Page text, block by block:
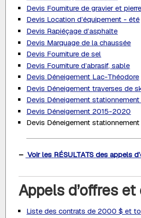
Devis Fourniture de gravier et pierre
Devis Location d’équipement - été
Devis Rapiéçage d’asphalte
Devis Marquage de la chaussée
Devis Fourniture de sel
Devis Fourniture d’abrasif, sable
Devis Déneigement Lac-Théodore
Devis Déneigement traverses de
Devis Déneigement
Devis Déneigement 2015-2020
Devis Déneigement
– Voir les RÉSULTATSdes appels
Appels d’offres
Liste des contrats de 2000 $ et